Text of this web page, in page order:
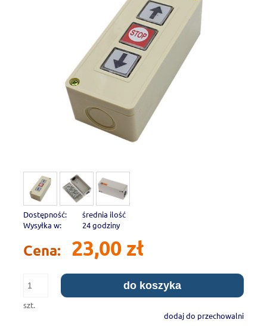
Dostępność:
średnia ilość
Wysyłka w:
24 godziny
Cena: 23,00 zł
szt.
do koszyka
dodaj do przechowalni